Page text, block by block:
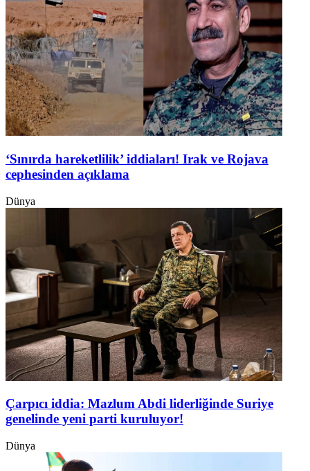
‘Sınırda hareketlilik’ iddiaları! Irak ve Rojava
cephesinden açıklama
Dünya
Çarpıcı iddia: Mazlum Abdi liderliğinde Suriye
genelinde yeni parti kuruluyor!
Dünya